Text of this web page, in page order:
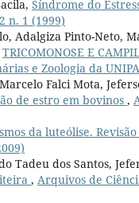
Síndrome do
n. 1 (1999)
Adalgiza Pinto-Neto,
TRICOMONOSE E
e Zoologia da
Falci Mota,
de estro em bovinos ,
da luteólise.
Tadeu dos Santos,
, Arquivos de